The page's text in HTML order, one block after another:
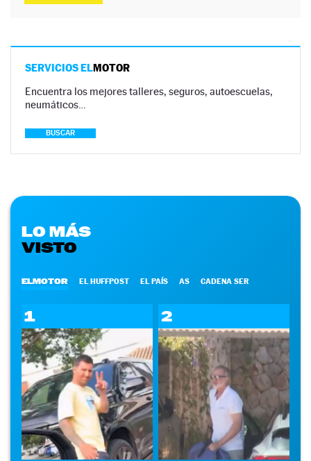
SERVICIOS ELMOTOR
Encuentra los mejores talleres, seguros, autoescuelas,
neumáticos…
BUSCAR
LO MÁS
VISTO
ELMOTOR EL HUFFPOST EL PAÍS AS CADENA SER
1 2